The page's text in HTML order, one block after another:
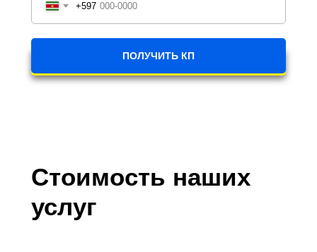
+597
ПОЛУЧИТЬ КП
Стоимость наших
услуг